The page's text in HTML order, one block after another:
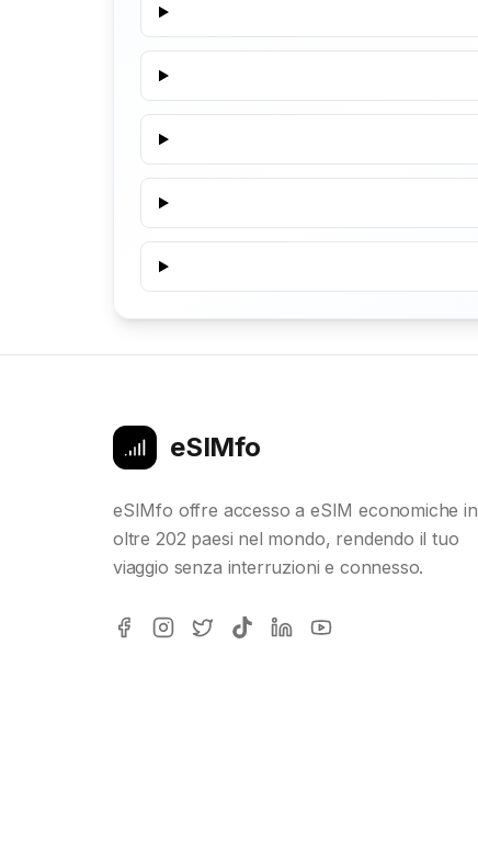
eSIMfo
eSIMfo offre accesso a eSIM economiche in
oltre 202 paesi nel mondo, rendendo il tuo
viaggio senza interruzioni e connesso.